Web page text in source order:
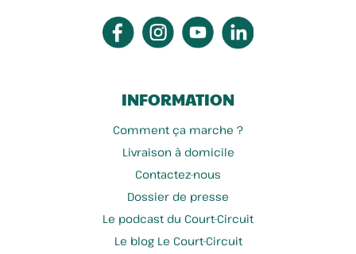
INFORMATION
Comment ça marche ?
Livraison à domicile
Contactez-nous
Dossier de presse
Le podcast du Court-Circuit
Le blog Le Court-Circuit